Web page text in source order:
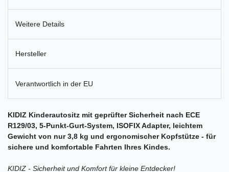
Weitere Details
Hersteller
Verantwortlich in der EU
KIDIZ Kinderautositz mit geprüfter Sicherheit nach ECE
R129/03, 5-Punkt-Gurt-System, ISOFIX Adapter, leichtem
Gewicht von nur 3,8 kg und ergonomischer Kopfstütze - für
sichere und komfortable Fahrten Ihres Kindes.
KIDIZ - Sicherheit und Komfort für kleine Entdecker!